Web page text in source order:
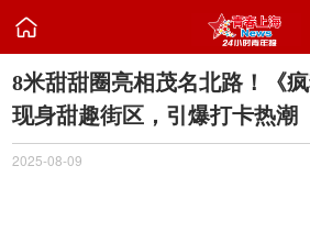

8米甜甜圈亮相茂名北路！《
现身甜趣街区，引爆打卡热潮
2025-08-09